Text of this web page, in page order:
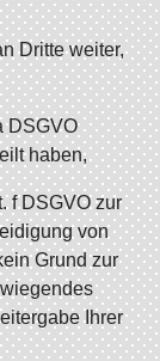
Dritte weiter,
DSGVO
haben,
f DSGVO zur
von
Grund zur
Ihrer